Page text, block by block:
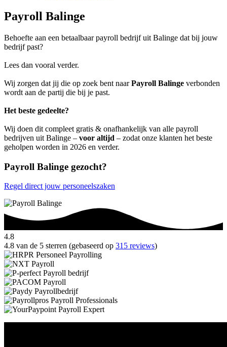
Payroll Balinge
Behoefte aan een betaalbaar payroll bedrijf uit Balinge dat bij jouw
bedrijf past?
Lees dan vooral verder.
Wij zorgen dat jij die op zoek bent naarPayroll Balinge verbonden
wordt aan de partij die bij je past.
Het beste gedeelte?
Wij doen dit compleet gratis & onafhankelijk van alle payroll
bedrijven uit Balinge – voor altijd – zodat onze klanten het beste
geholpen worden in 2026 en verder.
Payroll Balinge gezocht?
Regel direct jouw personeelszaken
4.8
4.8 van de 5 sterren (gebaseerd op 315 reviews)